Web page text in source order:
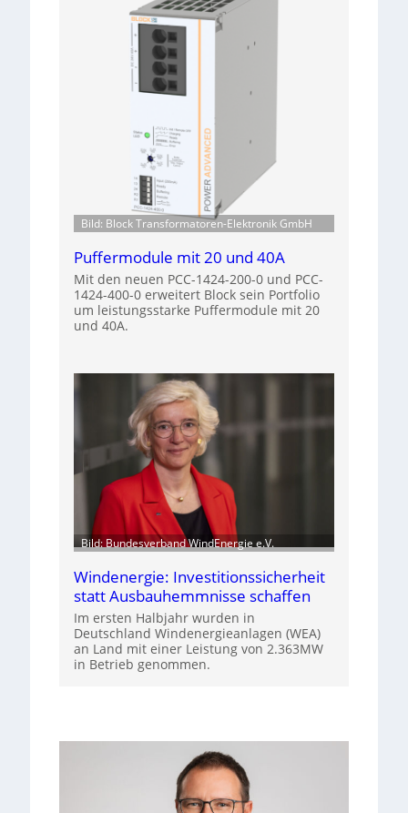
Bild: Block Transformatoren-Elektronik GmbH
Puffermodule mit 20 und 40A
Mit den neuen PCC-1424-200-0 und PCC-
1424-400-0 erweitert Block sein Portfolio
um leistungsstarke Puffermodule mit 20
und 40A.
Bild: Bundesverband WindEnergie e.V.
Windenergie: Investitionssicherheit
statt Ausbauhemmnisse schaffen
Im ersten Halbjahr wurden in
Deutschland Windenergieanlagen (WEA)
an Land mit einer Leistung von 2.363MW
in Betrieb genommen.